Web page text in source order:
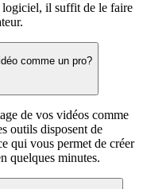
logiciel, il suffit de le faire
comme un pro?
de vos vidéos comme
outils disposent de
qui vous permet de créer
quelques minutes.